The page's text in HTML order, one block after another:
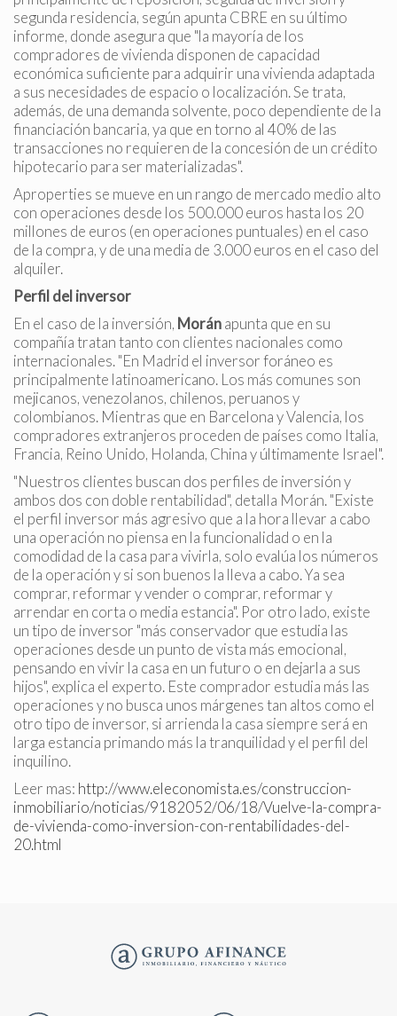
segunda residencia, según apunta CBRE en su último
informe, donde asegura que "la mayoría de los
compradores de vivienda disponen de capacidad
económica suficiente para adquirir una vivienda adaptada
a sus necesidades de espacio o localización. Se trata,
además, de una demanda solvente, poco dependiente de la
financiación bancaria, ya que en torno al 40% de las
transacciones no requieren de la concesión de un crédito
hipotecario para ser materializadas".
Aproperties se mueve en un rango de mercado medio alto
con operaciones desde los 500.000 euros hasta los 20
millones de euros (en operaciones puntuales) en el caso
de la compra, y de una media de 3.000 euros en el caso del
alquiler.
Perfil del inversor
En el caso de la inversión, Moránapunta que en su
compañía tratan tanto con clientes nacionales como
internacionales. "En Madrid el inversor foráneo es
principalmente latinoamericano. Los más comunes son
mejicanos, venezolanos, chilenos, peruanos y
colombianos. Mientras que en Barcelona y Valencia, los
compradores extranjeros proceden de países como Italia,
Francia, Reino Unido, Holanda, China y últimamente Israel".
"Nuestros clientes buscan dos perfiles de inversión y
ambos dos con doble rentabilidad", detalla Morán. "Existe
el perfil inversor más agresivo que a la hora llevar a cabo
una operación no piensa en la funcionalidad o en la
comodidad de la casa para vivirla, solo evalúa los números
de la operación y si son buenos la lleva a cabo. Ya sea
comprar, reformar y vender o comprar, reformar y
arrendar en corta o media estancia". Por otro lado, existe
un tipo de inversor "más conservador que estudia las
operaciones desde un punto de vista más emocional,
pensando en vivir la casa en un futuro o en dejarla a sus
hijos", explica el experto. Este comprador estudia más las
operaciones y no busca unos márgenes tan altos como el
otro tipo de inversor, si arrienda la casa siempre será en
larga estancia primando más la tranquilidad y el perfil del
inquilino.
Leer mas: http://www.eleconomista.es/construccion-
inmobiliario/noticias/9182052/06/18/Vuelve-la-compra-
de-vivienda-como-inversion-con-rentabilidades-del-
20.html